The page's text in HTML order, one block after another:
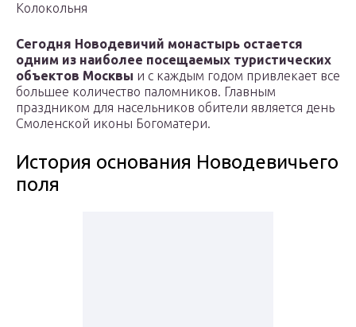
Колокольня
Сегодня Новодевичий монастырь остается
одним из наиболее посещаемых туристических
объектов Москвы и с каждым годом привлекает все
большее количество паломников. Главным
праздником для насельников обители является день
Смоленской иконы Богоматери.
История основания Новодевичьего
поля